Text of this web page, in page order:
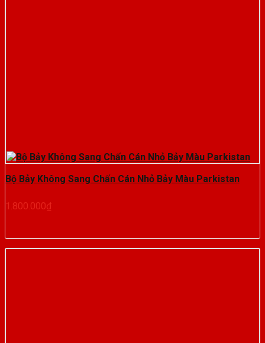
Bộ Bảy Không Sang Chấn Cán Nhỏ Bảy Màu Parkistan
1.800.000₫